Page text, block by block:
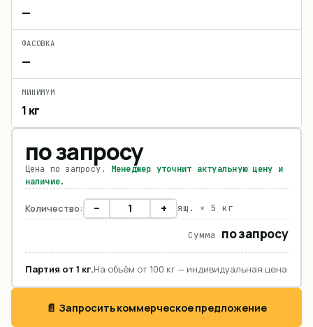
—
ФАСОВКА
—
МИНИМУМ
1 кг
по запросу
Цена по запросу. Менеджер уточнит актуальную цену и
наличие.
Количество: − + ящ. × 5 кг
Сумма по запросу
Партия от 1 кг.На объём от 100 кг — индивидуальная цена
📄 Запросить коммерческое предложение